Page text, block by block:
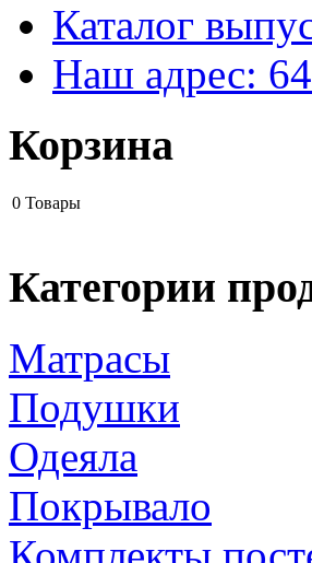
Каталог
Наш адрес:
Корзина
0 Товары
Категории
Матрасы
Подушки
Одеяла
Покрывало